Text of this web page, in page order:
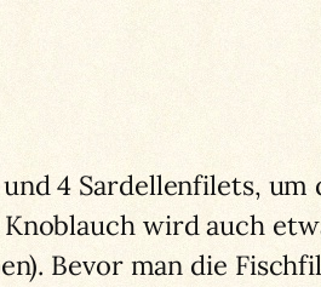
4 Sardellenfilets, um
wird auch
Bevor man die